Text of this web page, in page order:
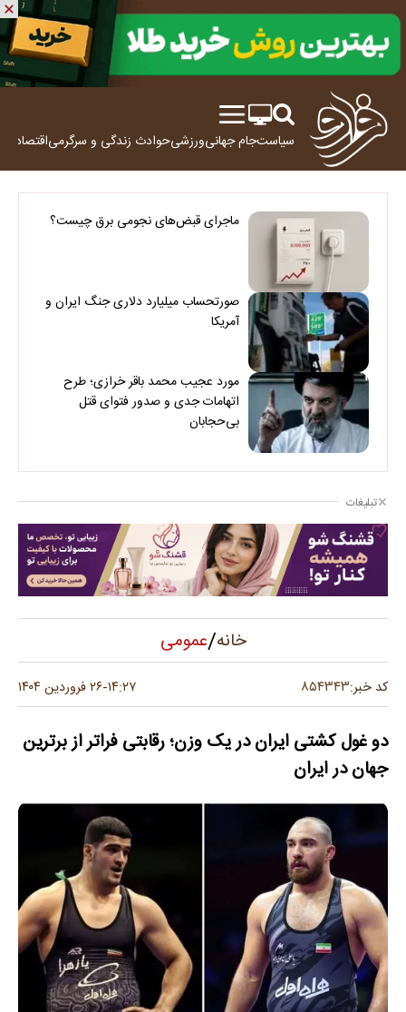
سیاستجام جهانیورزشیحوادث زندگی و سرگرمیاقتصاد
ماجرای قبض‌های نجومی برق چیست؟
صورتحساب میلیارد دلاری جنگ ایران و
آمریکا
مورد عجیب محمد باقر خرازی؛ طرح
اتهامات جدی و صدور فتوای قتل
بی‌حجابان
تبلیغات
خانه/عمومی
کد خبر:۸۵۴۳۴۳ ۱۴:۲۷-۲۶ فروردین ۱۴۰۴
دو غول کشتی ایران در یک وزن؛ رقابتی فراتر از برترین
جهان در ایران